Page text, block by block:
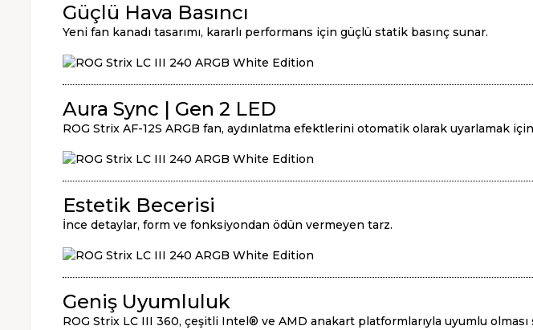
Güçlü Hava Basıncı
Yeni fan kanadı tasarımı, kararlı performans için güçlü statik basınç sunar.
Aura Sync | Gen 2 LED
ROG Strix AF-12S ARGB fan, aydınlatma efektlerini otomatik olarak uyarlamak
Estetik Becerisi
İnce detaylar, form ve fonksiyondan ödün vermeyen tarz.
Geniş Uyumluluk
ROG Strix LC III 360, çeşitli Intel® ve AMD anakart platformlarıyla uyumlu